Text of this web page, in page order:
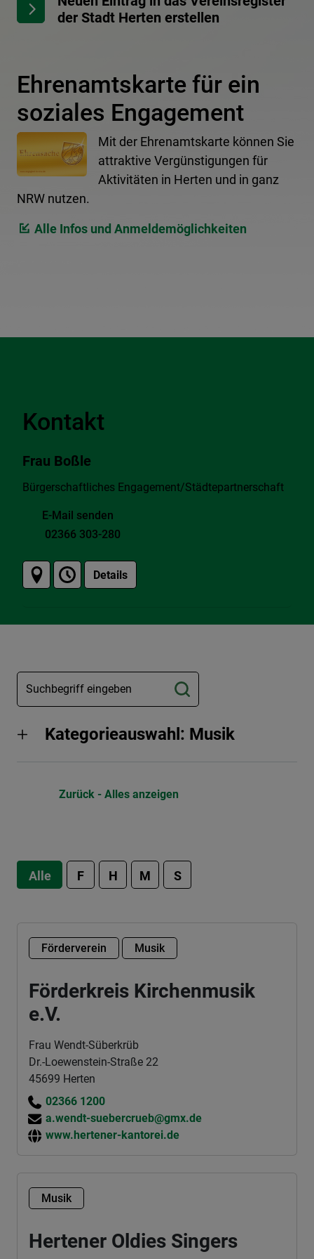
der Stadt Herten erstellen
Ehrenamtskarte für ein
soziales Engagement
Mit der Ehrenamtskarte können Sie
attraktive Vergünstigungen für
Aktivitäten in Herten und in ganz
NRW nutzen.
Alle Infos und Anmeldemöglichkeiten
Kontakt
Frau Boßle
Bürgerschaftliches Engagement/Städtepartnerschaft
E-Mail senden
02366 303-280
Details
Kategorieauswahl: Musik
Zurück - Alles anzeigen
Alle F H M S
Förderverein Musik
Förderkreis Kirchenmusik
e.V.
Frau Wendt-Süberkrüb
Dr.-Loewenstein-Straße 22
45699 Herten
02366 1200
a.wendt-suebercrueb@gmx.de
www.hertener-kantorei.de
Musik
Hertener Oldies Singers